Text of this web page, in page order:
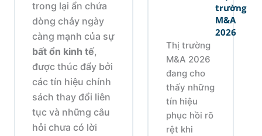
trường
M&A
2026
Thị trường
M&A 2026
đang cho
thấy những
tín hiệu
phục hồi rõ
rệt khi
trong lại ẩn chứa
dòng chảy ngày
càng mạnh của sự
bất ổn kinh tế,
được thúc đẩy bởi
các tín hiệu chính
sách thay đổi liên
tục và những câu
hỏi chưa có lời